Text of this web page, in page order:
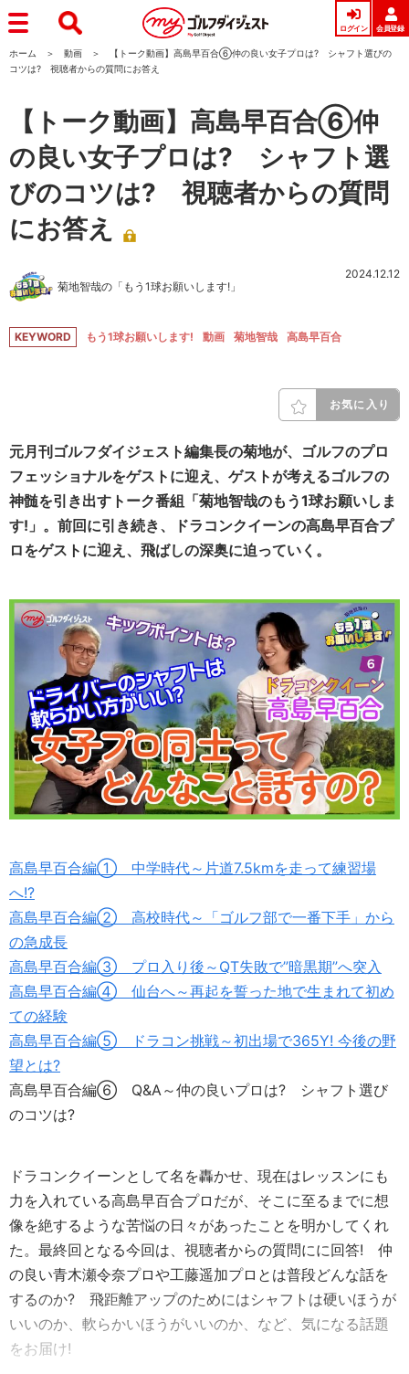
ログイン 会員登録
ホーム 動画
【トーク動画】高島早百合⑥仲の良い女子プロは? シャフト選びの
コツは? 視聴者からの質問にお答え
【トーク動画】高島早百合⑥仲
の良い女子プロは? シャフト選
びのコツは? 視聴者からの質問
にお答え
菊地智哉の「もう1球お願いします!」
2024.12.12
KEYWORD もう1球お願いします! 動画 菊地智哉 高島早百合
お気に入り
元月刊ゴルフダイジェスト編集長の菊地が、ゴルフのプロ
フェッショナルをゲストに迎え、ゲストが考えるゴルフの
神髄を引き出すトーク番組「菊地智哉のもう1球お願いしま
す!」。 前回に引き続き、
ドラコンクイーンの高島早百合プ
ロをゲストに迎え、飛ばしの深奥に迫っていく。
高島早百合編① 中学時代～片道7.5kmを走って練習場
へ!?
高島早百合編② 高校時代～「ゴルフ部で一番下手」から
の急成長
高島早百合編③ プロ入り後～QT失敗で”暗黒期”へ突入
高島早百合編④ 仙台へ～再起を誓った地で生まれて初め
ての経験
高島早百合編⑤ ドラコン挑戦～初出場で365Y! 今後の野
望とは?
高島早百合編⑥ Q&A～仲の良いプロは? シャフト選び
のコツは?
ドラコンクイーンとして名を轟かせ、現在はレッスンにも
力を入れている高島早百合プロだが、そこに至るまでに想
像を絶するような苦悩の日々があったことを明かしてくれ
た。最終回となる今回は、視聴者からの質問にに回答! 仲
の良い青木瀬令奈プロや工藤遥加プロとは普段どんな話を
するのか? 飛距離アップのためにはシャフトは硬いほうが
いいのか、軟らかいほうがいいのか、など、気になる話題
をお届け!